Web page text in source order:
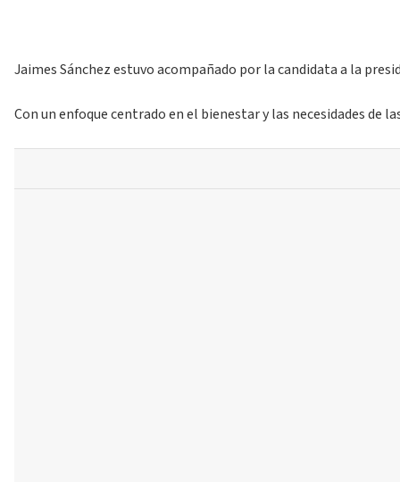
Jaimes Sánchez estuvo acompañado por la candidata a la
Con un enfoque centrado en el bienestar y las necesidades de